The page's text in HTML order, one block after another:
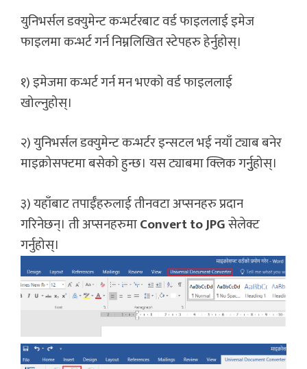
युनिभर्सल डक्युमेन्ट कन्भर्टरबाट वर्ड फाइललाई इमेज
फाइलमा कन्भर्ट गर्न निम्नलिखित स्टेपहरु हेर्नुहोस्।
१) इमेजमा कन्भर्ट गर्न मन भएको वर्ड फाइललाई
खोल्नुहोस्।
२) युनिभर्सल डक्युमेन्ट कन्भर्टर इन्सटल भई नयाँ ट्याब बनेर
माइक्रोसफ्टमा बसेको हुन्छ। यस ट्याबमा क्लिक गर्नुुहोस्।
३) यहाँबाट तपाईँहरुलाई तीनवटा अप्सनहरु प्रदान
गरिनेछन्। ती अप्सनहरुमाConvert to JPGसेलेक्ट
गर्नुहोस्।